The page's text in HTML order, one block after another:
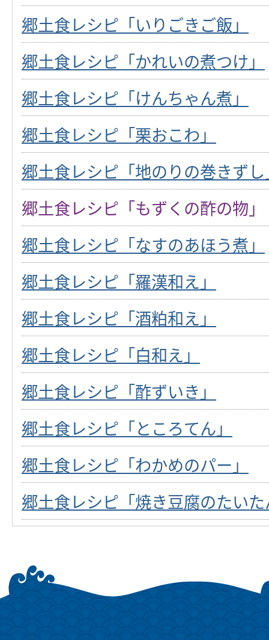
郷土食レシピ「いりごきご飯」
郷土食レシピ「かれいの煮つけ」
郷土食レシピ「けんちゃん煮」
郷土食レシピ「栗おこわ」
郷土食レシピ「地のりの巻きず
郷土食レシピ「もずくの酢の物」
郷土食レシピ「なすのあほう煮」
郷土食レシピ「羅漢和え」
郷土食レシピ「酒粕和え」
郷土食レシピ「白和え」
郷土食レシピ「酢ずいき」
郷土食レシピ「ところてん」
郷土食レシピ「わかめのパー」
郷土食レシピ「焼き豆腐のたい